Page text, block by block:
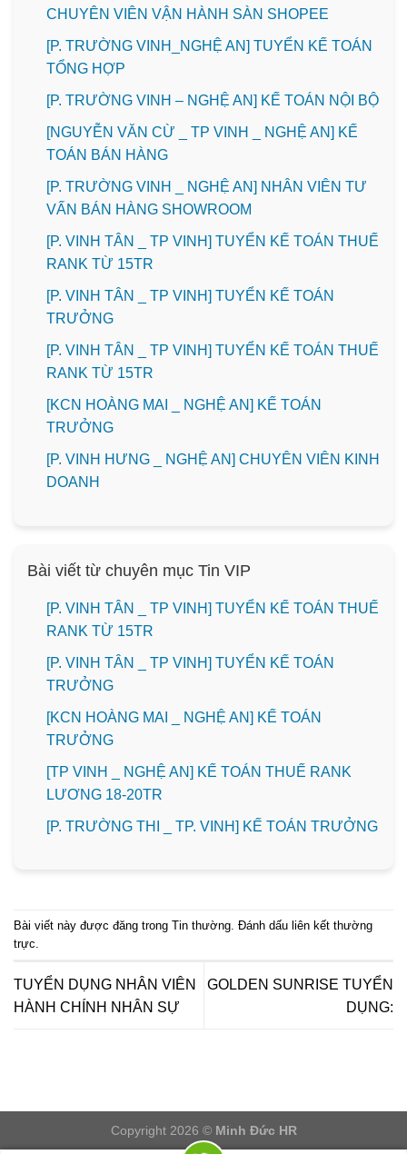
CHUYÊN VIÊN VẬN HÀNH SÀN SHOPEE
[P. TRƯỜNG VINH_NGHỆ AN] TUYỂN KẾ TOÁN
TỔNG HỢP
[P. TRƯỜNG VINH – NGHỆ AN] KẾ TOÁN NỘI BỘ
[NGUYỄN VĂN CỪ _ TP VINH _ NGHỆ AN] KẾ
TOÁN BÁN HÀNG
[P. TRƯỜNG VINH _ NGHỆ AN] NHÂN VIÊN TƯ
VẤN BÁN HÀNG SHOWROOM
[P. VINH TÂN _ TP VINH] TUYỂN KẾ TOÁN THUẾ
RANK TỪ 15TR
[P. VINH TÂN _ TP VINH] TUYỂN KẾ TOÁN
TRƯỞNG
[P. VINH TÂN _ TP VINH] TUYỂN KẾ TOÁN THUẾ
RANK TỪ 15TR
️[KCN HOÀNG MAI _ NGHỆ AN] KẾ TOÁN
TRƯỞNG
️[P. VINH HƯNG _ NGHỆ AN] CHUYÊN VIÊN KINH
DOANH
Bài viết từ chuyên mục Tin VIP
[P. VINH TÂN _ TP VINH] TUYỂN KẾ TOÁN THUẾ
RANK TỪ 15TR
[P. VINH TÂN _ TP VINH] TUYỂN KẾ TOÁN
TRƯỞNG
️[KCN HOÀNG MAI _ NGHỆ AN] KẾ TOÁN
TRƯỞNG
[TP VINH _ NGHỆ AN] KẾ TOÁN THUẾ RANK
LƯƠNG 18-20TR
️[P. TRƯỜNG THI _ TP. VINH] KẾ TOÁN TRƯỞNG
Bài viết này được đăng trong Tin thường . Đánh dấu liên kết thường
trực
TUYỂN DỤNG NHÂN VIÊN
HÀNH CHÍNH NHÂN SỰ
GOLDEN SUNRISE TUYỂN
DỤNG:
Copyright 2026 © Minh Đức HR